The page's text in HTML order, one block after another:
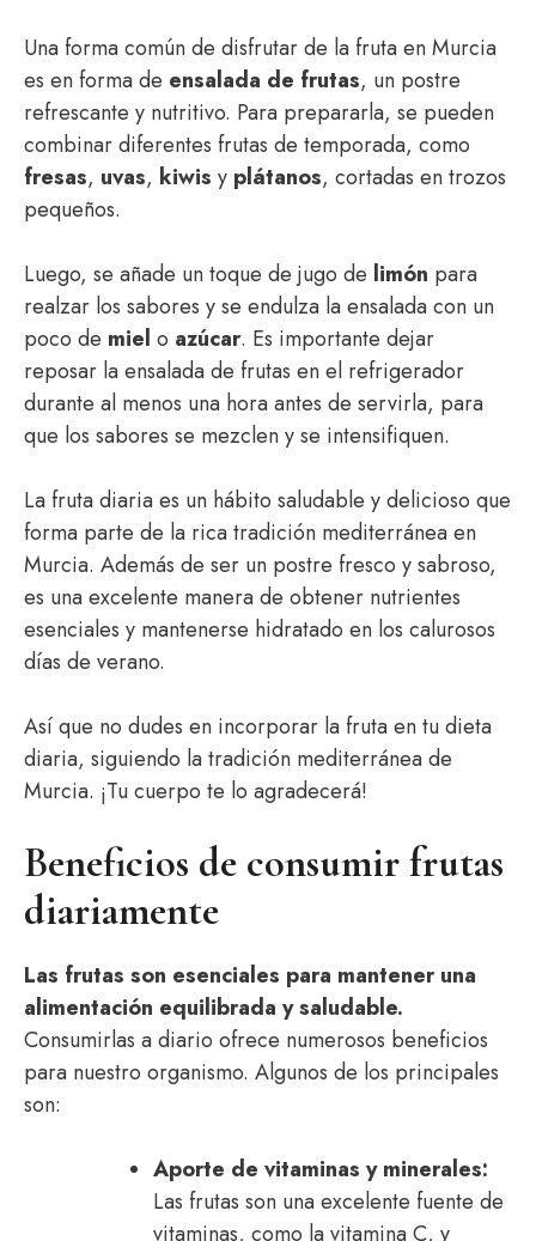
Una forma común de disfrutar de la fruta en Murcia
es en forma de ensalada de frutas, un postre
refrescante y nutritivo. Para prepararla, se pueden
combinar diferentes frutas de temporada, como
fresas, uvas, kiwis y plátanos, cortadas en trozos
pequeños.
Luego, se añade un toque de jugo de limón para
realzar los sabores y se endulza la ensalada con un
poco de miel o azúcar. Es importante dejar
reposar la ensalada de frutas en el refrigerador
durante al menos una hora antes de servirla, para
que los sabores se mezclen y se intensifiquen.
La fruta diaria es un hábito saludable y delicioso que
forma parte de la rica tradición mediterránea en
Murcia. Además de ser un postre fresco y sabroso,
es una excelente manera de obtener nutrientes
esenciales y mantenerse hidratado en los calurosos
días de verano.
Así que no dudes en incorporar la fruta en tu dieta
diaria, siguiendo la tradición mediterránea de
Murcia. ¡Tu cuerpo te lo agradecerá!
Beneficios de consumir frutas
diariamente
Las frutas son esenciales para mantener una
alimentación equilibrada y saludable.
Consumirlas a diario ofrece numerosos beneficios
para nuestro organismo. Algunos de los principales
son:
Aporte de vitaminas y minerales:
Las frutas son una excelente fuente de
vitaminas, como la vitamina C, y